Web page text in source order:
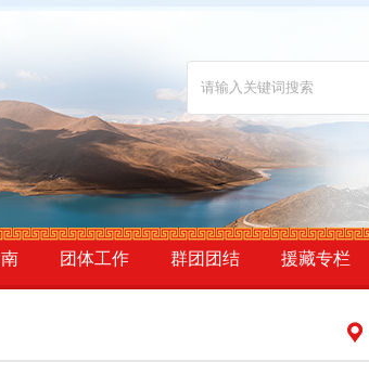
团体工作 群团团结 援藏专栏